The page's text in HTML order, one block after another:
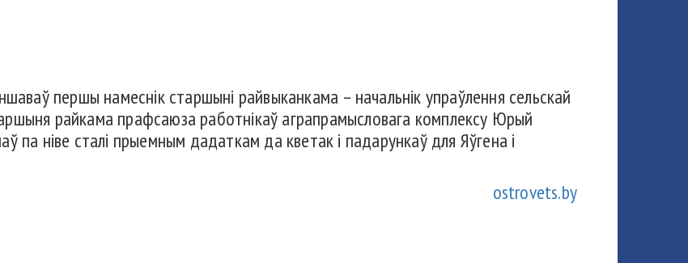
першы намеснік старшыні райвыканкама – начальнік упраўлення сельскай
райкама прафсаюза работнікаў аграпрамысловага комплексу Юрый
па ніве сталі прыемным дадаткам да кветак і падарункаў для Яўгена і
ostrovets.by